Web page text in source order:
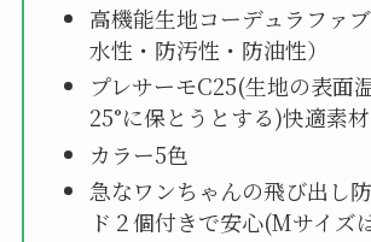
高機能生地コーデュラファ
水性・防汚性・防油性）
プレサーモC25(生地の表面
25°に保とうとする)快適素材
カラー5色
急なワンちゃんの飛び出し
ド２個付きで安心(Mサイズ